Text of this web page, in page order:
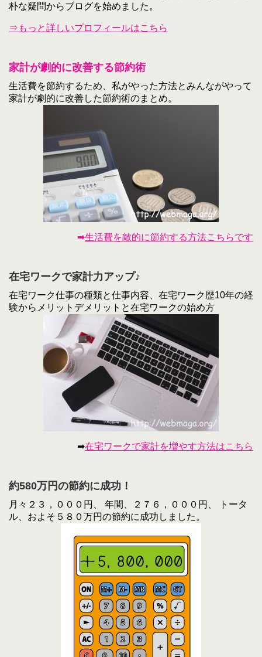
朴な疑問からブログを始めました。
⇒もっと詳しいプロフィールはこちら
家計が劇的に改善する節約術
生活費を節約するため、私がやった方法とみんながやって
家計が劇的に改善した節約術のまとめ。
➡生活費を敵的に節約する方法こちらです
在宅ワークで家計力アップ♪
在宅ワーク仕事の種類と仕事内容、在宅ワーク歴10年の経
験からメリットデメリットと在宅ワークの始め方
➡在宅ワークで家計を増やす方法はこちら
約580万円の節約に成功！
月々２３，０００円、 年間、２７６，０００円、 トータ
ル、およそ５８０万円の節約に成功しました。